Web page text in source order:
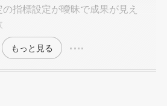
指標設定が曖昧で成果が見え
もっと見る